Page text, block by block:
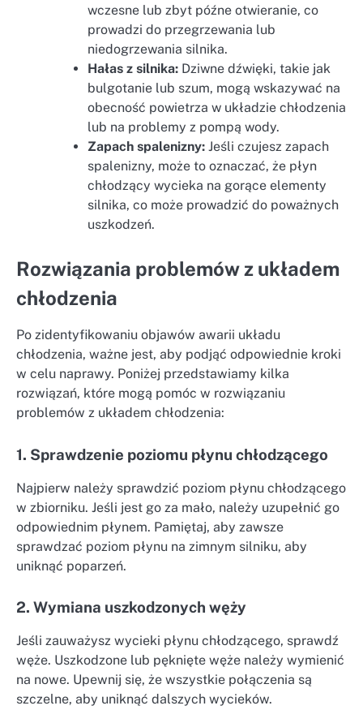
wczesne lub zbyt późne otwieranie, co
prowadzi do przegrzewania lub
niedogrzewania silnika.
Hałas z silnika: Dziwne dźwięki, takie jak
bulgotanie lub szum, mogą wskazywać na
obecność powietrza w układzie chłodzenia
lub na problemy z pompą wody.
Zapach spalenizny: Jeśli czujesz zapach
spalenizny, może to oznaczać, że płyn
chłodzący wycieka na gorące elementy
silnika, co może prowadzić do poważnych
uszkodzeń.
Rozwiązania problemów z układem
chłodzenia
Po zidentyfikowaniu objawów awarii układu
chłodzenia, ważne jest, aby podjąć odpowiednie kroki
w celu naprawy. Poniżej przedstawiamy kilka
rozwiązań, które mogą pomóc w rozwiązaniu
problemów z układem chłodzenia:
1. Sprawdzenie poziomu płynu chłodzącego
Najpierw należy sprawdzić poziom płynu chłodzącego
w zbiorniku. Jeśli jest go za mało, należy uzupełnić go
odpowiednim płynem. Pamiętaj, aby zawsze
sprawdzać poziom płynu na zimnym silniku, aby
uniknąć poparzeń.
2. Wymiana uszkodzonych węży
Jeśli zauważysz wycieki płynu chłodzącego, sprawdź
węże. Uszkodzone lub pęknięte węże należy wymienić
na nowe. Upewnij się, że wszystkie połączenia są
szczelne, aby uniknąć dalszych wycieków.